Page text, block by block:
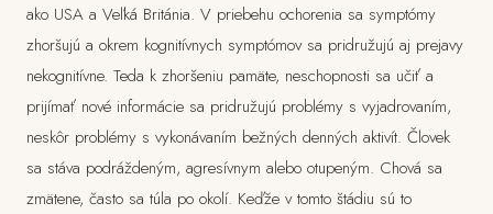
ako USA a Veľká Británia. V priebehu ochorenia sa symptómy
zhoršujú a okrem kognitívnych symptómov sa pridružujú aj prejavy
nekognitívne. Teda k zhoršeniu pamäte, neschopnosti sa učiť a
prijímať nové informácie sa pridružujú problémy s vyjadrovaním,
neskôr problémy s vykonávaním bežných denných aktivít. Človek
sa stáva podráždeným, agresívnym alebo otupeným. Chová sa
zmätene, často sa túla po okolí. Keďže v tomto štádiu sú to